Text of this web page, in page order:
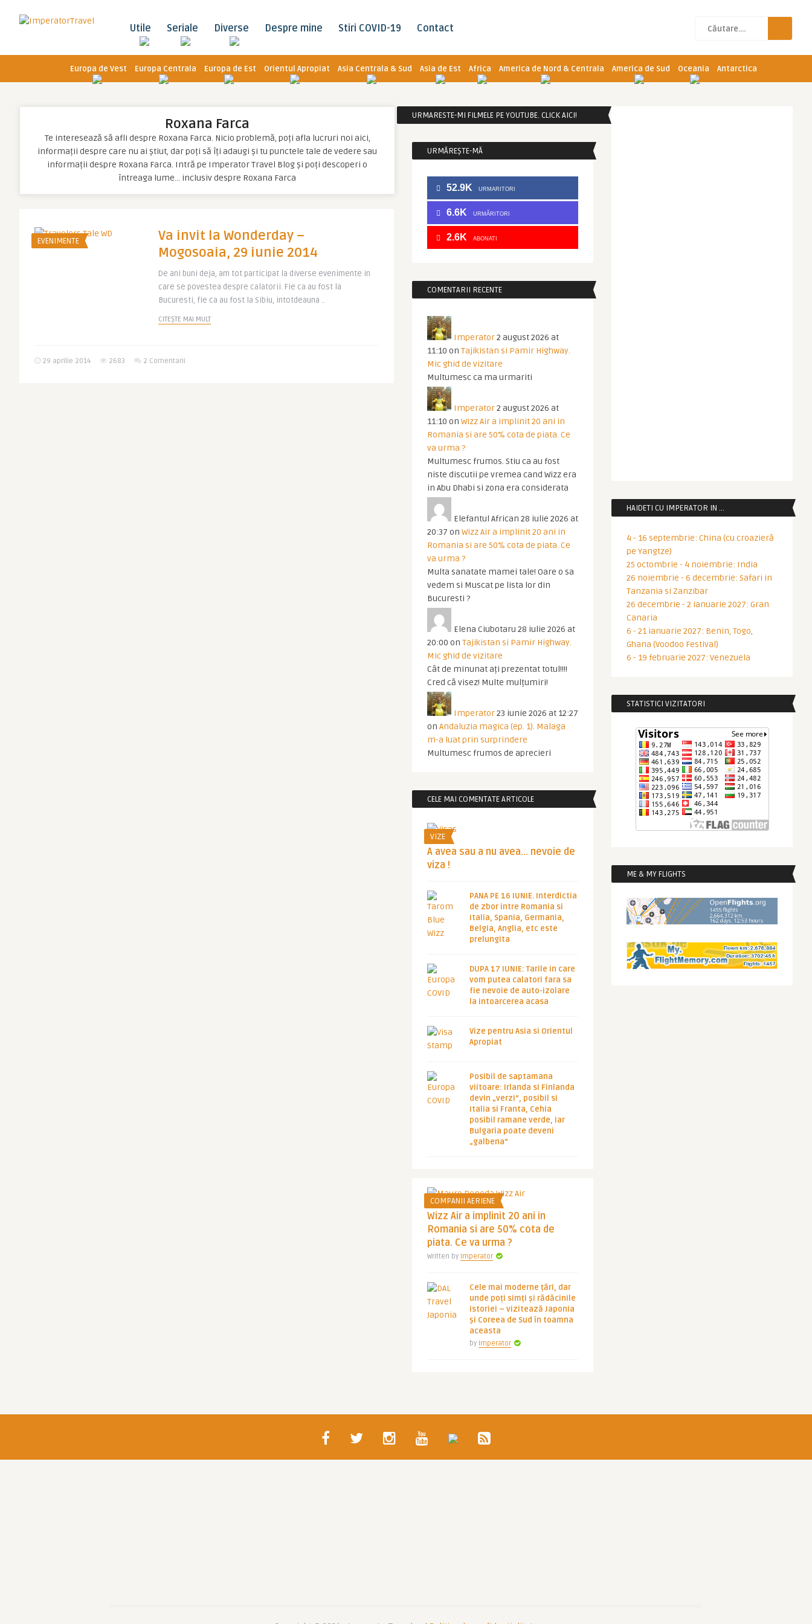
Utile Seriale Diverse Despre mine Stiri COVID-19 Contact
Europa de Vest Europa Centrala Europa de Est Orientul Apropiat Asia Centrala & Sud Asia de Est Africa America de Nord & Centrala America de Sud Oceania Antarctica
Roxana Farca
Te interesează să afli despre Roxana Farca. Nicio problemă, poți afla lucruri noi aici,
informații despre care nu ai știut, dar poți să îți adaugi și tu punctele tale de vedere sau
informații despre Roxana Farca. Intră pe Imperator Travel Blog și poți descoperi o
întreaga lume… inclusiv despre Roxana Farca
EVENIMENTE
Va invit la Wonderday –
Mogosoaia, 29 iunie 2014
De ani buni deja, am tot participat la diverse evenimente in
care se povestea despre calatorii. Fie ca au fost la
Bucuresti, fie ca au fost la Sibiu, intotdeauna ..
CITEȘTE MAI MULT
29 aprilie 2014 2683 2 Comentarii
URMARESTE-MI FILMELE PE YOUTUBE. CLICK AICI!
URMĂREȘTE-MĂ
52.9K URMARITORI
6.6K URMĂRITORI
2.6K ABONATI
COMENTARII RECENTE
Imperator2 august 2026 at
11:10 on Tajikistan si Pamir Highway.
Mic ghid de vizitare
Multumesc ca ma urmariti
Imperator2 august 2026 at
11:10 on Wizz Air a implinit 20 ani in
Romania si are 50% cota de piata. Ce
va urma ?
Multumesc frumos. Stiu ca au fost
niste discutii pe vremea cand Wizz era
in Abu Dhabi si zona era considerata
Elefantul African 28 iulie 2026 at
20:37 on Wizz Air a implinit 20 ani in
Romania si are 50% cota de piata. Ce
va urma ?
Multa sanatate mamei tale! Oare o sa
vedem si Muscat pe lista lor din
Bucuresti ?
Elena Ciubotaru 28 iulie 2026 at
20:00 on Tajikistan si Pamir Highway.
Mic ghid de vizitare
Cât de minunat ați prezentat totul!!!!
Cred că visez! Multe mulțumiri!
Imperator23 iunie 2026 at 12:27
on Andaluzia magica (ep. 1). Malaga
m-a luat prin surprindere
Multumesc frumos de aprecieri
CELE MAI COMENTATE ARTICOLE
VIZE
A avea sau a nu avea… nevoie de
viza !
PANA PE 16 IUNIE. Interdictia
de zbor intre Romania si
Italia, Spania, Germania,
Belgia, Anglia, etc este
prelungita
DUPA 17 IUNIE: Tarile in care
vom putea calatori fara sa
fie nevoie de auto-izolare
la intoarcerea acasa
Vize pentru Asia si Orientul
Apropiat
Posibil de saptamana
viitoare: Irlanda si Finlanda
devin „verzi”, posibil si
Italia si Franta, Cehia
posibil ramane verde, iar
Bulgaria poate deveni
„galbena”
COMPANII AERIENE
Wizz Air a implinit 20 ani in
Romania si are 50% cota de
piata. Ce va urma ?
Written by Imperator
Cele mai moderne țări, dar
unde poți simți și rădăcinile
istoriei – vizitează Japonia
și Coreea de Sud în toamna
aceasta
by Imperator
HAIDETI CU IMPERATOR IN …
4 - 16 septembrie: China (cu croazieră
pe Yangtze)
25 octombrie - 4 noiembrie: India
26 noiembrie - 6 decembrie: Safari in
Tanzania si Zanzibar
26 decembrie - 2 ianuarie 2027: Gran
Canaria
6 - 21 ianuarie 2027: Benin, Togo,
Ghana (Voodoo Festival)
6 - 19 februarie 2027: Venezuela
STATISTICI VIZITATORI
ME & MY FLIGHTS